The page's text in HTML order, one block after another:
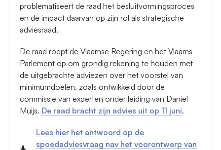
problematiseert de raad het besluitvormingsproces
en de impact daarvan op zijn rol als strategische
adviesraad.
De raad roept de Vlaamse Regering en het Vlaams
Parlement op om grondig rekening te houden met
de uitgebrachte adviezen over het voorstel van
minimumdoelen, zoals ontwikkeld door de
commissie van experten onder leiding van Daniel
Muijs. De raad bracht zijn advies uit op 11 juni.
Lees hier het antwoord op de
spoedadviesvraag nav het voorontwerp van